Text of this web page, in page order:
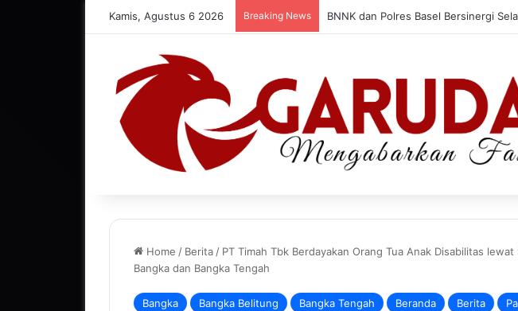
Kamis, Agustus 6 2026 Breaking News
Home / Berita / PT Timah Tbk Berdayakan Orang Tua Anak Disabilitas
Bangka dan Bangka Tengah
Bangka Bangka Belitung Bangka Tengah Beranda Berita